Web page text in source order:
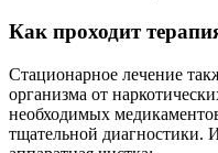
Как проходит
Стационарное лечение
организма от
необходимых
тщательной диагностики.